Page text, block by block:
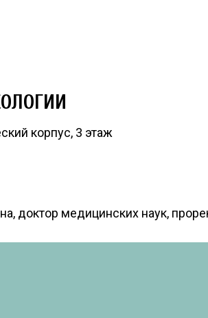
корпус, 3 этаж
доктор медицинских наук,